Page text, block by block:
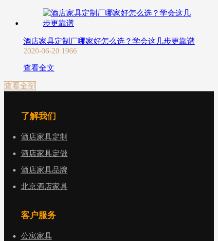
酒店家具定制厂哪家好怎么选？学会这几步更靠谱
2020-06-20 1966
查看全文
查看全部
了解我们
酒店家具定制
酒店家具定做
酒店家具品牌
北京酒店家具
客户服务
公寓家具